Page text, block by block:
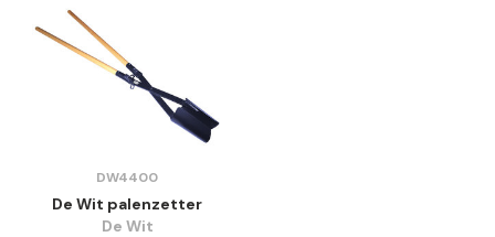
DW4400
De Wit palenzetter
De Wit